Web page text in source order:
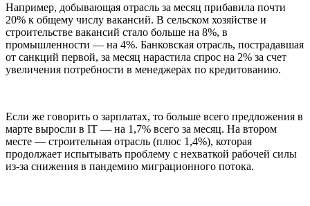
Например, добывающая отрасль за месяц прибавила почти
20% к общему числу вакансий. В сельском хозяйстве и
строительстве вакансий стало больше на 8%, в
промышленности — на 4%. Банковская отрасль, пострадавшая
от санкций первой, за месяц нарастила спрос на 2% за счет
увеличения потребности в менеджерах по кредитованию.
Если же говорить о зарплатах, то больше всего предложения в
марте выросли в IT — на 1,7% всего за месяц. На втором
месте — строительная отрасль (плюс 1,4%), которая
продолжает испытывать проблему с нехваткой рабочей силы
из-за снижения в пандемию миграционного потока.